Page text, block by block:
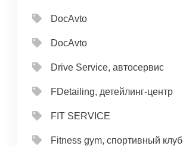
DocAvto
DocAvto
Drive Service, автосервис
FDetailing, детейлинг-центр
FIT SERVICE
Fitness gym, спортивный клуб